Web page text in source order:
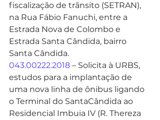
fiscalização de trânsito (SETRAN),
na Rua Fábio Fanuchi, entre a
Estrada Nova de Colombo e
Estrada Santa Cândida, bairro
Santa Cândida.
043.00222.2018 – Solicita à URBS,
estudos para a implantação de
uma nova linha de ônibus ligando
o Terminal do SantaCândida ao
Residencial Imbuia IV (R. Thereza